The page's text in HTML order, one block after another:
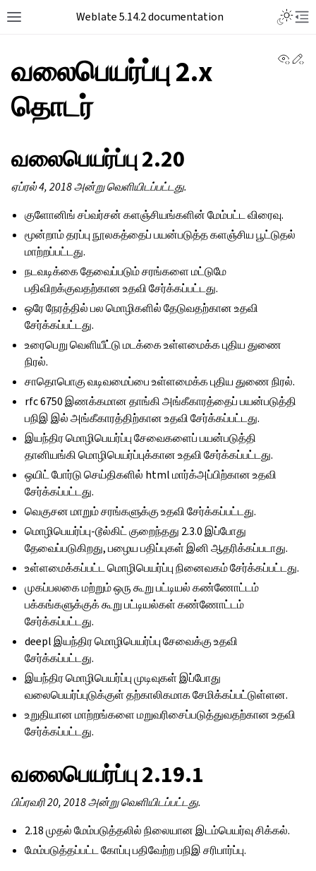
Weblate 5.14.2 documentation
வலைபெயர்ப்பு 2.x
தொடர்
வலைபெயர்ப்பு 2.20
ஏப்ரல் 4, 2018 அன்று வெளியிடப்பட்டது.
குளோனிங் சப்வர்சன் களஞ்சியங்களின் மேம்பட்ட விரைவு.
மூன்றாம் தரப்பு நூலகத்தைப் பயன்படுத்த களஞ்சிய பூட்டுதல்
மாற்றப்பட்டது.
நடவடிக்கை தேவைப்படும் சரங்களை மட்டுமே
பதிவிறக்குவதற்கான உதவி சேர்க்கப்பட்டது.
ஒரே நேரத்தில் பல மொழிகளில் தேடுவதற்கான உதவி
சேர்க்கப்பட்டது.
உரைபெறு வெளியீட்டு மடக்கை உள்ளமைக்க புதிய துணை
நிரல்.
சாதொபொகு வடிவமைப்பை உள்ளமைக்க புதிய துணை நிரல்.
rfc 6750 இணக்கமான தாங்கி அங்கீகாரத்தைப் பயன்படுத்தி
பநிஇ இல் அங்கீகாரத்திற்கான உதவி சேர்க்கப்பட்டது.
இயந்திர மொழிபெயர்ப்பு சேவைகளைப் பயன்படுத்தி
தானியங்கி மொழிபெயர்ப்புக்கான உதவி சேர்க்கப்பட்டது.
ஒயிட் போர்டு செய்திகளில் html மார்க்அப்பிற்கான உதவி
சேர்க்கப்பட்டது.
வெகுசன மாறும் சரங்களுக்கு உதவி சேர்க்கப்பட்டது.
மொழிபெயர்ப்பு-டூல்கிட் குறைந்தது 2.3.0 இப்போது
தேவைப்படுகிறது, பழைய பதிப்புகள் இனி ஆதரிக்கப்படாது.
உள்ளமைக்கப்பட்ட மொழிபெயர்ப்பு நினைவகம் சேர்க்கப்பட்டது.
முகப்பலகை மற்றும் ஒரு கூறு பட்டியல் கண்ணோட்டம்
பக்கங்களுக்குக் கூறு பட்டியல்கள் கண்ணோட்டம்
சேர்க்கப்பட்டது.
deepl இயந்திர மொழிபெயர்ப்பு சேவைக்கு உதவி
சேர்க்கப்பட்டது.
இயந்திர மொழிபெயர்ப்பு முடிவுகள் இப்போது
வலைபெயர்ப்புடுக்குள் தற்காலிகமாக சேமிக்கப்பட்டுள்ளன.
உறுதியான மாற்றங்களை மறுவரிசைப்படுத்துவதற்கான உதவி
சேர்க்கப்பட்டது.
வலைபெயர்ப்பு 2.19.1
பிப்ரவரி 20, 2018 அன்று வெளியிடப்பட்டது.
2.18 முதல் மேம்படுத்தலில் நிலையான இடம்பெயர்வு சிக்கல்.
மேம்படுத்தப்பட்ட கோப்பு பதிவேற்ற பநிஇ சரிபார்ப்பு.